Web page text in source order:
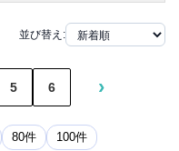
並び替え:
5 6 ›
80件 100件